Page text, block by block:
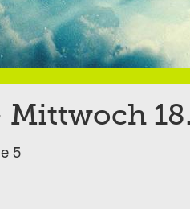
Mittwoch
5